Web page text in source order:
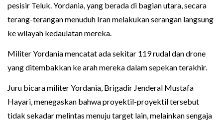
pesisir Teluk. Yordania, yang berada di bagian utara, secara
terang-terangan menuduh Iran melakukan serangan langsung
ke wilayah kedaulatan mereka.
Militer Yordania mencatat ada sekitar 119 rudal dan drone
yang ditembakkan ke arah mereka dalam sepekan terakhir.
Juru bicara militer Yordania, Brigadir Jenderal Mustafa
Hayari, menegaskan bahwa proyektil-proyektil tersebut
tidak sekadar melintas menuju target lain, melainkan sengaja